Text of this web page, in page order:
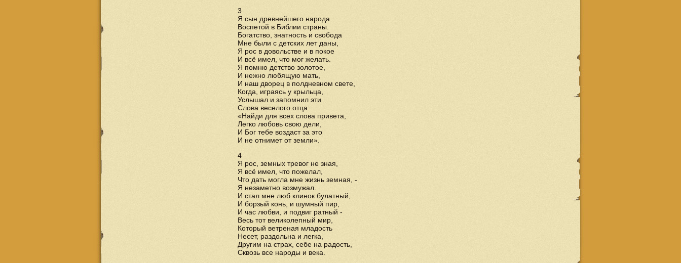
3
Я сын древнейшего народа
Воспетой в Библии страны.
Богатство, знатность и свобода
Мне были с детских лет даны,
Я рос в довольстве и в покое
И всё имел, что мог желать.
Я помню детство золотое,
И нежно любящую мать,
И наш дворец в полдневном свете,
Когда, играясь у крыльца,
Услышал и запомнил эти
Слова веселого отца:
«Найди для всех слова привета,
Легко любовь свою дели,
И Бог тебе воздаст за это
И не отнимет от земли».
4
Я рос, земных тревог не зная,
Я всё имел, что пожелал,
Что дать могла мне жизнь земная, -
Я незаметно возмужал.
И стал мне люб клинок булатный,
И борзый конь, и шумный пир,
И час любви, и подвиг ратный -
Весь тот великолепный мир,
Который ветреная младость
Несет, раздольна и легка,
Другим на страх, себе на радость,
Сквозь все народы и века.